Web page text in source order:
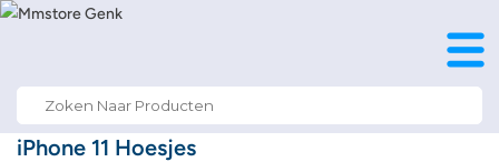
iPhone 11 Hoesjes